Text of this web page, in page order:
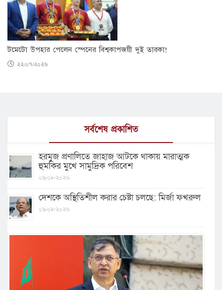
টমেটো উপহার পেলেন স্পেনের বিশ্বকাপজয়ী দুই তারকা!
২২/০৭/২০২৬
সর্বশেষ প্রকাশিত
হরমুজ প্রণালিতে জাহাজ আটকে থাকায় মারাত্মক
হুমকির মুখে সামুদ্রিক পরিবেশ
০৯/০৮/২০২৬
দেশকে অস্থিতিশীল করার চেষ্টা চলছে: মির্জা ফখরুল
০৯/০৮/২০২৬